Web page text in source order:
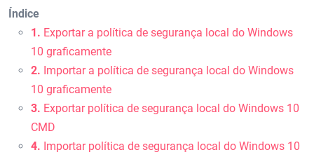
Índice
1. Exportar a política de segurança local do Windows
10 graficamente
2. Importar a política de segurança local do Windows
10 graficamente
3. Exportar política de segurança local do Windows 10
CMD
4. Importar política de segurança local do Windows 10